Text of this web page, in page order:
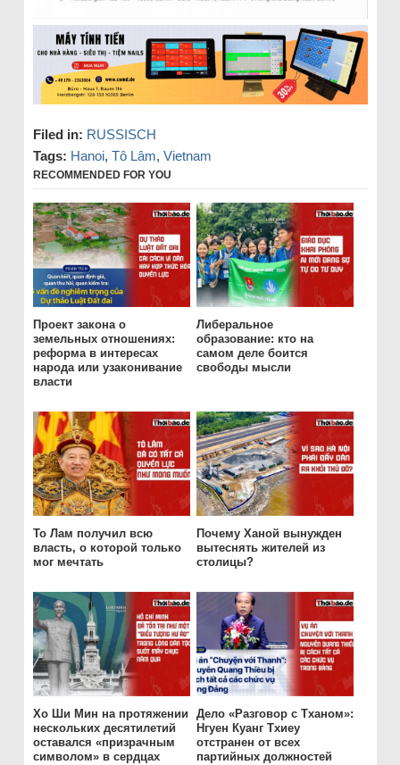
Filed in: RUSSISCH
Tags: Hanoi, Tô Lâm, Vietnam
RECOMMENDED FOR YOU
Проект закона о
земельных отношениях:
реформа в интересах
народа или узаконивание
власти
Либеральное
образование: кто на
самом деле боится
свободы мысли
То Лам получил всю
власть, о которой только
мог мечтать
Почему Ханой вынужден
вытеснять жителей из
столицы?
Хо Ши Мин на протяжении
нескольких десятилетий
оставался «призрачным
символом» в сердцах
Дело «Разговор с Тханом»:
Нгуен Куанг Тхиеу
отстранен от всех
партийных должностей